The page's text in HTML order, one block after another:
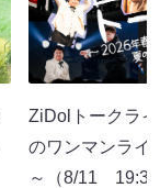
ZiDolトークラ
のワンマンライ
～（8/11